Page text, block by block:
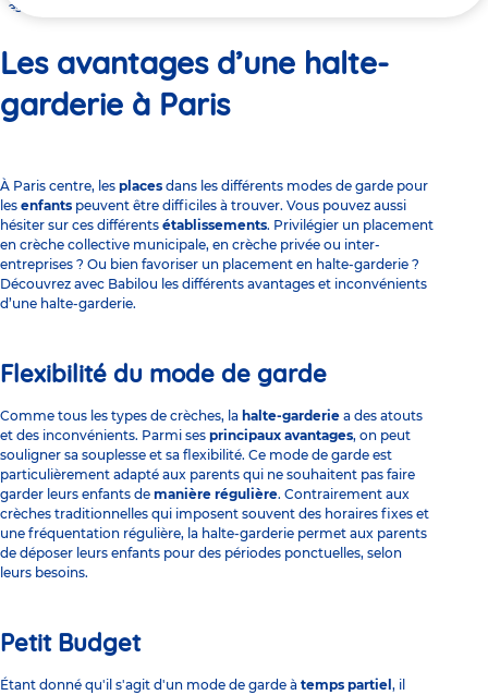
ici
Les avantages d’une halte-garderie à Paris
Les avantages d’une halte-
garderie à Paris
À Paris centre, les places dans les différents modes de garde pour
les enfants peuvent être difficiles à trouver. Vous pouvez aussi
hésiter sur ces différents établissements. Privilégier un placement
en crèche collective municipale, en crèche privée ou inter-
entreprises ? Ou bien favoriser un placement en halte-garderie ?
Découvrez avec Babilou les différents avantages et inconvénients
d’une halte-garderie.
Flexibilité du mode de garde
Comme tous les types de crèches, la halte-garderie a des atouts
et des inconvénients. Parmi ses principaux avantages, on peut
souligner sa souplesse et sa flexibilité. Ce mode de garde est
particulièrement adapté aux parents qui ne souhaitent pas faire
garder leurs enfants de manière régulière. Contrairement aux
crèches traditionnelles qui imposent souvent des horaires fixes et
une fréquentation régulière, la halte-garderie permet aux parents
de déposer leurs enfants pour des périodes ponctuelles, selon
leurs besoins.
Petit Budget
Étant donné qu'il s'agit d'un mode de garde à temps partiel , il